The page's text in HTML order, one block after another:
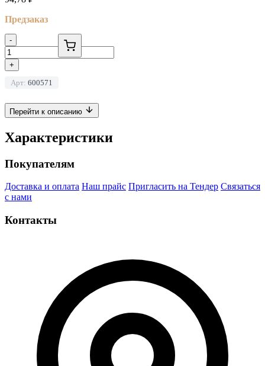
Предзаказ
-
+
Арт: 600571
Перейти к описанию
Характеристики
Покупателям
Доставка и оплата Наш прайс Пригласить на Тендер Связаться
с нами
Контакты